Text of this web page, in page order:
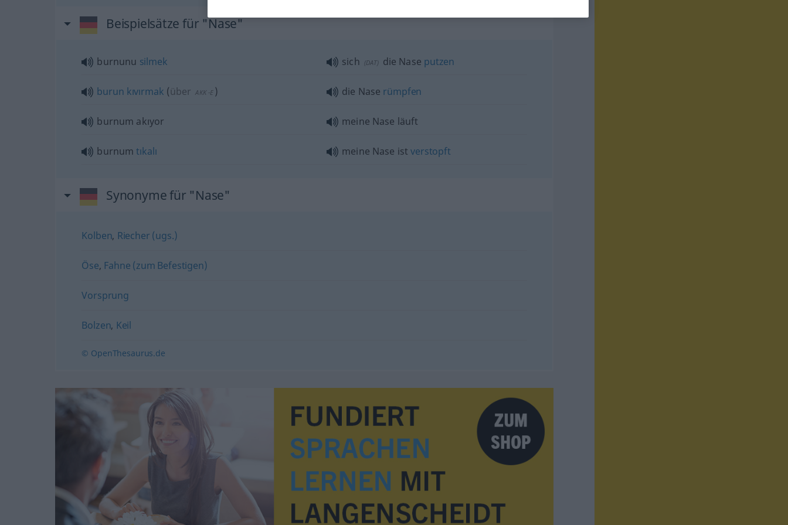
Beispielsätze für "Nase"
burnunu silmek sich (DAT) die Nase putzen
burun kıvırmak (über AKK-E ) die Nase rümpfen
burnum akıyor meine Nase läuft
burnumtıkalı meine Nase istverstopft
Synonyme für "Nase"
Kolben, Riecher (ugs.)
Öse, Fahne (zum Befestigen)
Vorsprung
Bolzen, Keil
© OpenThesaurus.de